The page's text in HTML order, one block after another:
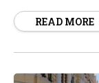
modificar varias
READ MORE